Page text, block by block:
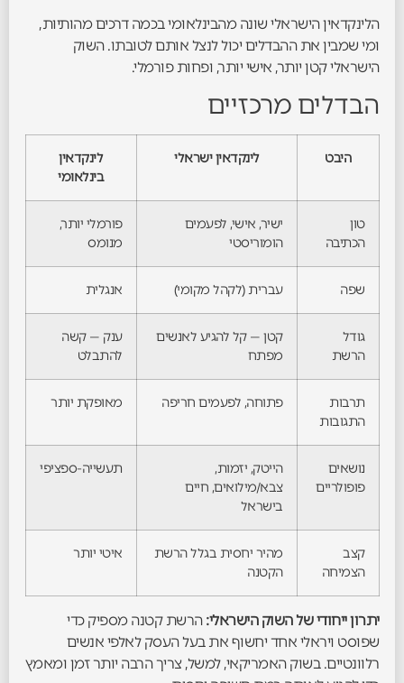
הלינקדאין הישראלי שונה מהבינלאומי בכמה דרכים מהותיות,
ומי שמבין את ההבדלים יכול לנצל אותם לטובתו. השוק
הישראלי קטן יותר, אישי יותר, ופחות פורמלי.
הבדלים מרכזיים
היבט לינקדאין ישראלי
לינקדאין
בינלאומי
טון
הכתיבה
ישיר, אישי, לפעמים
הומוריסטי
פורמלי יותר,
מנומס
שפה עברית (לקהל מקומי) אנגלית
גודל
הרשת
קטן — קל להגיע לאנשים
מפתח
ענק — קשה
להתבלט
תרבות
התגובות
פתוחה, לפעמים חריפה מאופקת יותר
נושאים
פופולריים
הייטק, יזמות,
צבא/מילואים, חיים
בישראל
תעשייה-ספציפי
קצב
הצמיחה
מהיר יחסית בגלל הרשת
הקטנה
איטי יותר
יתרון ייחודי של השוק הישראלי: הרשת קטנה מספיק כדי
שפוסט ויראלי אחד יחשוף את בעל העסק לאלפי אנשים
רלוונטיים. בשוק האמריקאי, למשל, צריך הרבה יותר זמן ומאמץ